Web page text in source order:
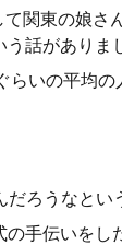
関東の娘さ
話がありま
いの平均の
ろうなとい
手伝いをし